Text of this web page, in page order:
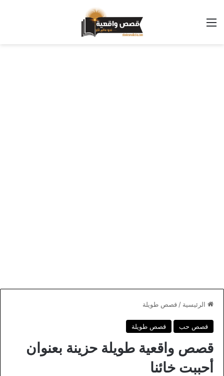
القائمة
الرئيسية / قصص طويلة
قصص حب قصص طويلة
قصص واقعية طويلة حزينة بعنوان
أحببت خائنا